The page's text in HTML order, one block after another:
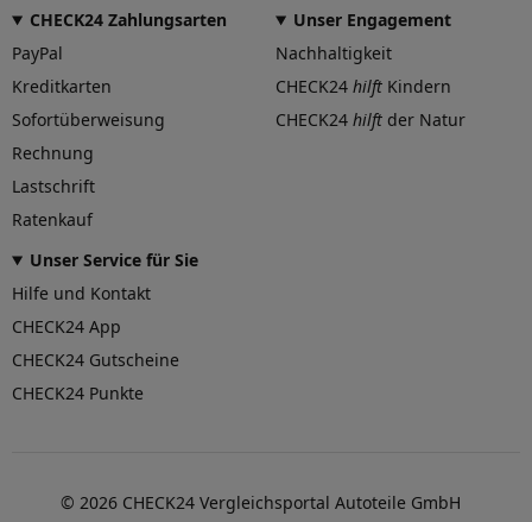
CHECK24 Zahlungsarten
PayPal
Kreditkarten
Sofortüberweisung
Rechnung
Lastschrift
Ratenkauf
Unser Engagement
Nachhaltigkeit
CHECK24 hilft Kindern
CHECK24 hilft der Natur
Unser Service für Sie
Hilfe und Kontakt
CHECK24 App
CHECK24 Gutscheine
CHECK24 Punkte
© 2026 CHECK24 Vergleichsportal Autoteile GmbH